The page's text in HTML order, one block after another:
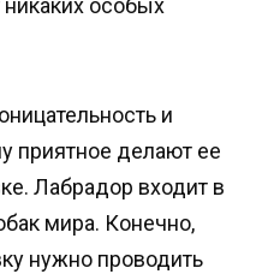
никаких особых
и
приятное делают ее
Лабрадор входит в
мира. Конечно,
нужно проводить